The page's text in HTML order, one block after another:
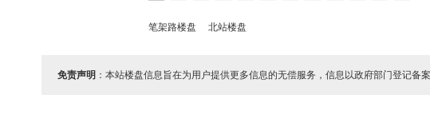
笔架路楼盘 北站楼盘
免责声明 ：本站楼盘信息旨在为用户提供更多信息的无偿服务，信息以政府部门登记备